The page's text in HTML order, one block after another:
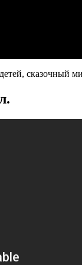
сказочный